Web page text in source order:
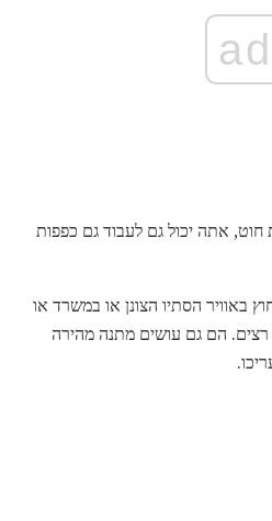
ad
אתה יכול גם לעבוד גם כפפות
באוויר הסתיו הצונן או במשרד או
רצים. הם גם עושים מתנה מהירה